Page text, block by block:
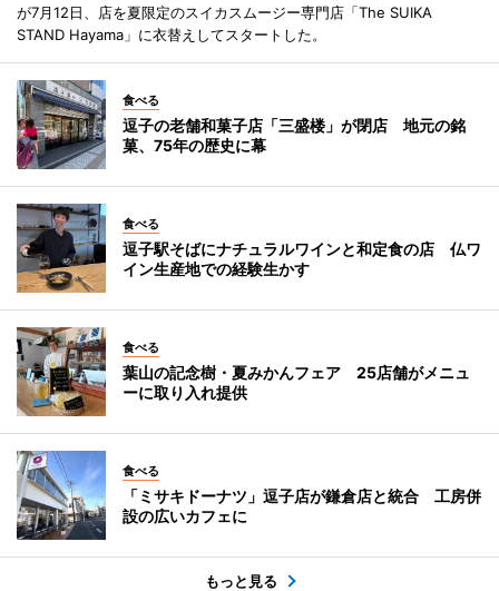
が7月12日、店を夏限定のスイカスムージー専門店「The SUIKA
STAND Hayama」に衣替えしてスタートした。
食べる
逗子の老舗和菓子店「三盛楼」が閉店 地元の銘
菓、75年の歴史に幕
食べる
逗子駅そばにナチュラルワインと和定食の店 仏ワ
イン生産地での経験生かす
食べる
葉山の記念樹・夏みかんフェア 25店舗がメニュ
ーに取り入れ提供
食べる
「ミサキドーナツ」逗子店が鎌倉店と統合 工房併
設の広いカフェに
もっと見る